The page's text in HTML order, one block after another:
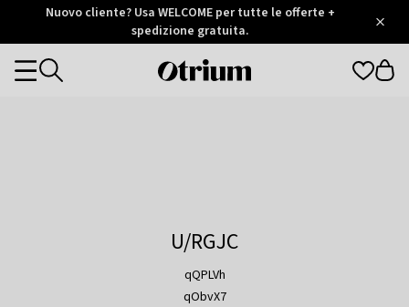
Otrium
Trustpilot
Nuovo cliente? Usa WELCOME per tutte le offerte +
spedizione gratuita.
Otrium
Categories
U/RGJC
qQPLVh
qObvX7